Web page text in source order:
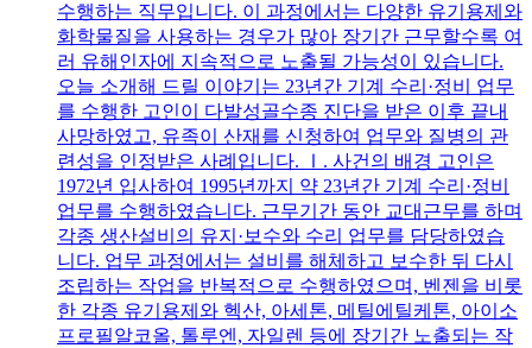
수행하는 직무입니다. 이 과정에서는 다양한 유기용제와
화학물질을 사용하는 경우가 많아 장기간 근무할수록 여
러 유해인자에 지속적으로 노출될 가능성이 있습니다.
오늘 소개해 드릴 이야기는 23년간 기계 수리·정비 업무
를 수행한 고인이 다발성골수종 진단을 받은 이후 끝내
사망하였고, 유족이 산재를 신청하여 업무와 질병의 관
련성을 인정받은 사례입니다. Ⅰ. 사건의 배경 고인은
1972년 입사하여 1995년까지 약 23년간 기계 수리·정비
업무를 수행하였습니다. 근무기간 동안 교대근무를 하며
각종 생산설비의 유지·보수와 수리 업무를 담당하였습
니다. 업무 과정에서는 설비를 해체하고 보수한 뒤 다시
조립하는 작업을 반복적으로 수행하였으며, 벤젠을 비롯
한 각종 유기용제와 헥산, 아세톤, 메틸에틸케톤, 아이소
프로필알코올, 톨루엔, 자일렌 등에 장기간 노출되는 작